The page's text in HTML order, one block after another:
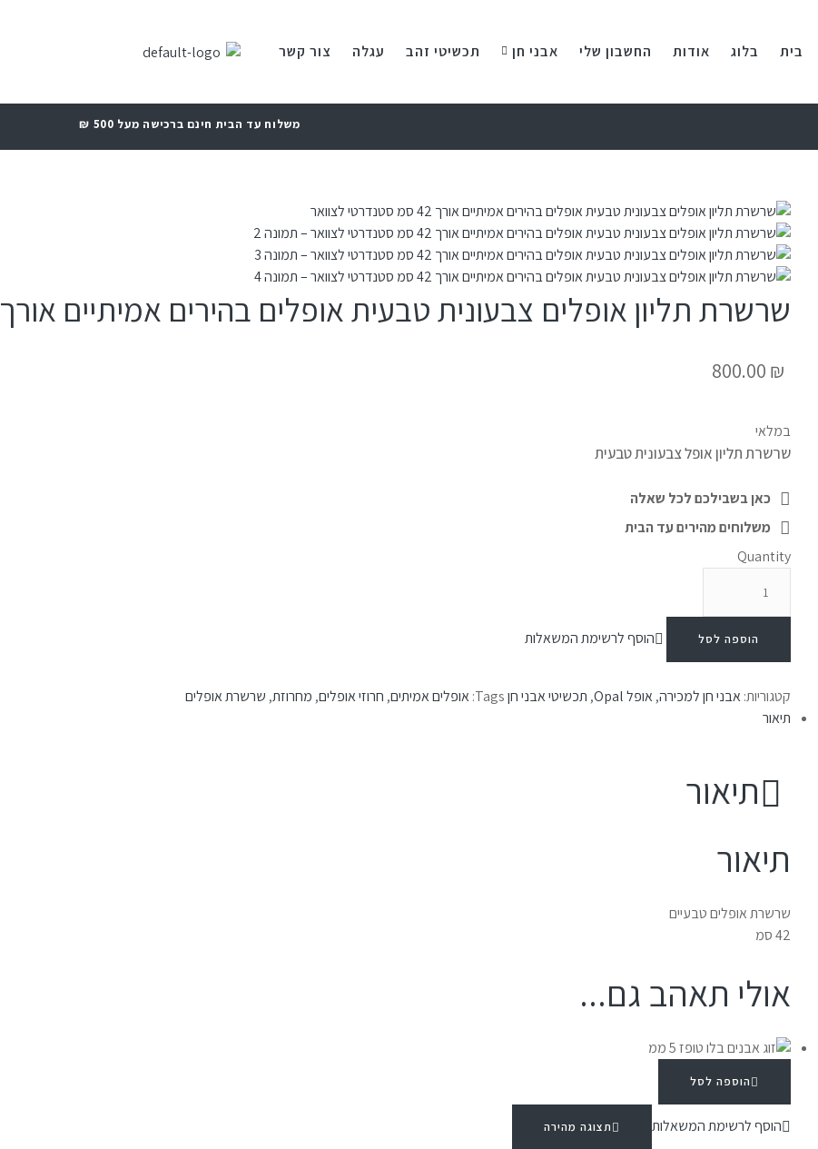
בית בלוג אודות החשבון שלי אבני חן תכשיטי זהב עגלה צור קשר
משלוח עד הבית חינם ברכישה מעל 500 ₪
שרשרת תליון אופלים צבעונית טבעית אופלים בהירים אמיתיים אורך 42 סמ סטנדרטי לצוואר
800.00 ₪
במלאי
שרשרת תליון אופל צבעונית טבעית
כאן בשבילכם לכל שאלה
משלוחים מהירים עד הבית
Quantity
הוספה לסל הוסף לרשימת המשאלות
קטגוריות:אבני חן למכירה,אופל Opal , תכשיטי אבני חןTags: אופלים אמיתים, חרוזי אופלים, מחרוזת, שרשרת אופלים
תיאור
תיאור
תיאור
שרשרת אופלים טבעיים
42 סמ
אולי תאהב גם...
הוספה לסל
הוסף לרשימת המשאלות תצוגה מהירה